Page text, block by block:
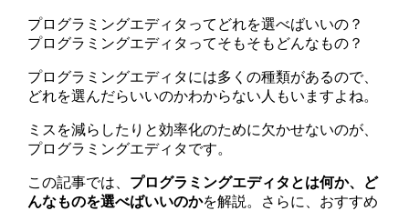
プログラミングエディタってどれを選べばいいの？
プログラミングエディタってそもそもどんなもの？
プログラミングエディタには多くの種類があるので、
どれを選んだらいいのかわからない人もいますよね。
ミスを減らしたりと効率化のために欠かせないのが、
プログラミングエディタです。
この記事では、 プログラミングエディタとは何か、ど
んなものを選べばいいのかを解説。さらに、おすすめ